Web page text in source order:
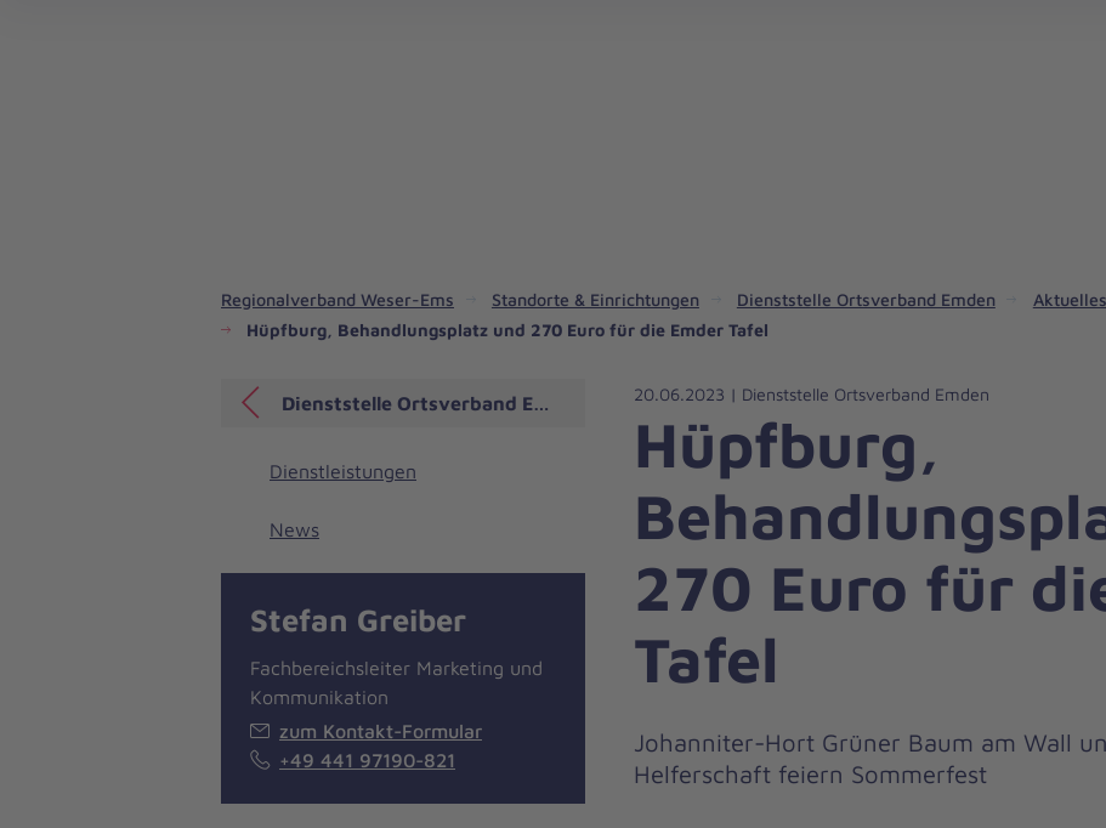
Regionalverband Weser-Ems Standorte & Einrichtungen Dienststelle Ortsverband Emden
Aktuelles
Hüpfburg, Behandlungsplatz und 270 Euro für die Emder Tafel
20.06.2023 | Dienststelle Ortsverband Emden
Hüpfburg,
270 Euro für
Tafel
Johanniter-Hort Grüner Baum am Wall
Helferschaft feiern Sommerfest
Dienststelle Ortsverband Emden
Dienstleistungen
News
Stefan Greiber
Fachbereichsleiter Marketing und
Kommunikation
zum Kontakt-Formular
+49 441 97190-821